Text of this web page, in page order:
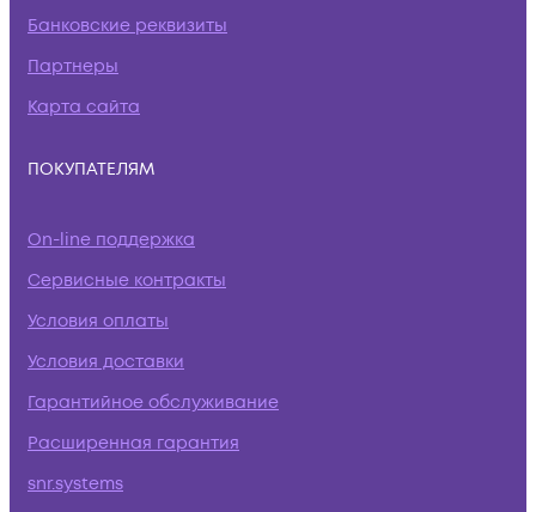
Банковские реквизиты
Партнеры
Карта сайта
ПОКУПАТЕЛЯМ
On-line поддержка
Сервисные контракты
Условия оплаты
Условия доставки
Гарантийное обслуживание
Расширенная гарантия
snr.systems